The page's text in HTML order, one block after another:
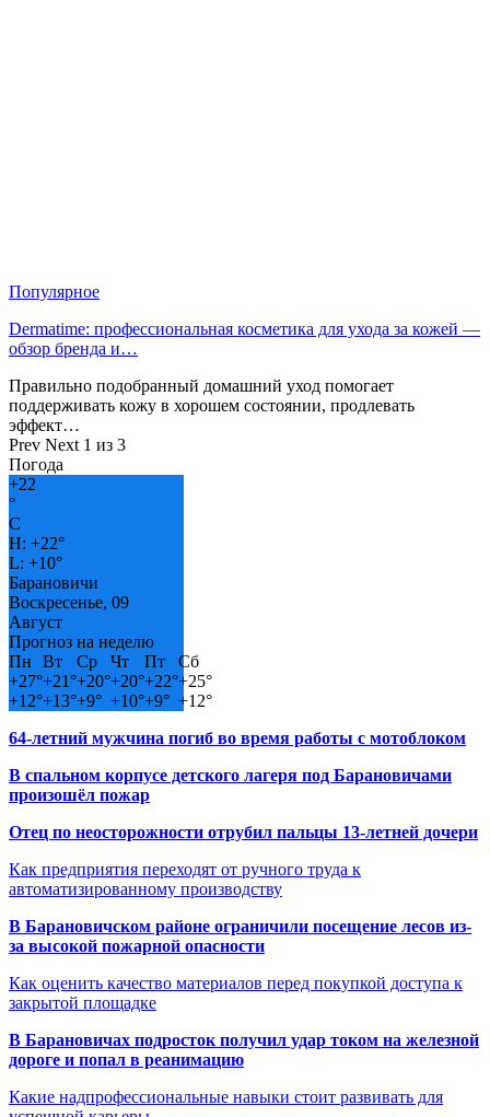
Популярное
Dermatime: профессиональная косметика для ухода за кожей —
обзор бренда и…
Правильно подобранный домашний уход помогает
поддерживать кожу в хорошем состоянии, продлевать
эффект…
Prev Next 1 из 3
Погода
+22
°
C
H: +22°
L: +10°
Барановичи
Воскресенье, 09
Август
Прогноз на неделю
Пн
Вт Ср Чт Пт
Сб
+27°+21°+20°+20°+22°+25°
+12°+13°+9° +10°+9° +12°
64-летний мужчина погиб во время работы с мотоблоком
В спальном корпусе детского лагеря под Барановичами
произошёл пожар
Отец по неосторожности отрубил пальцы 13-летней дочери
Как предприятия переходят от ручного труда к
автоматизированному производству
В Барановичском районе ограничили посещение лесов из-
за высокой пожарной опасности
Как оценить качество материалов перед покупкой доступа к
закрытой площадке
В Барановичах подросток получил удар током на железной
дороге и попал в реанимацию
Какие надпрофессиональные навыки стоит развивать для